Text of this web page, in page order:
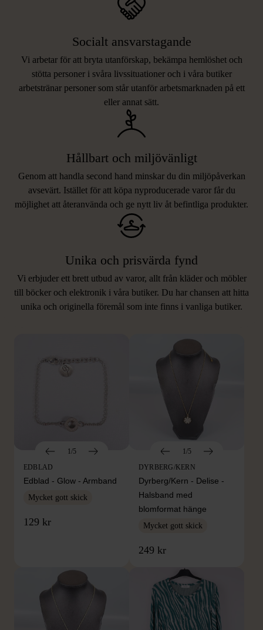
Socialt ansvarstagande
Vi arbetar för att bryta utanförskap, bekämpa hemlöshet och
stötta personer i svåra livssituationer och i våra butiker
arbetstränar personer som står utanför arbetsmarknaden på ett
eller annat sätt.
Hållbart och miljövänligt
Genom att handla second hand minskar du din miljöpåverkan
avsevärt. Istället för att köpa nyproducerade varor får du
möjlighet att återanvända och ge nytt liv åt befintliga produkter.
Unika och prisvärda fynd
Vi erbjuder ett brett utbud av varor, allt från kläder och möbler
till böcker och elektronik i våra butiker. Du har chansen att hitta
unika och originella föremål som inte finns i vanliga butiker.
LIKNANDE PRODUKTER
Hitta produkter som påminner om denna
1/5
EDBLAD
Edblad - Glow - Armband
Mycket gott skick
129 kr
1/5
DYRBERG/KERN
Dyrberg/Kern - Delise -
Halsband med
blomformat hänge
Mycket gott skick
249 kr